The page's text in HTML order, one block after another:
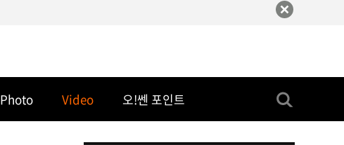
Photo Video 오!쎈 포인트